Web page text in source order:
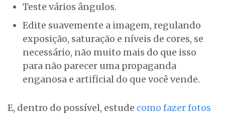
Teste vários ângulos.
Edite suavemente a imagem, regulando
exposição, saturação e níveis de cores, se
necessário, não muito mais do que isso
para não parecer uma propaganda
enganosa e artificial do que você vende.
E, dentro do possível, estude como fazer fotos